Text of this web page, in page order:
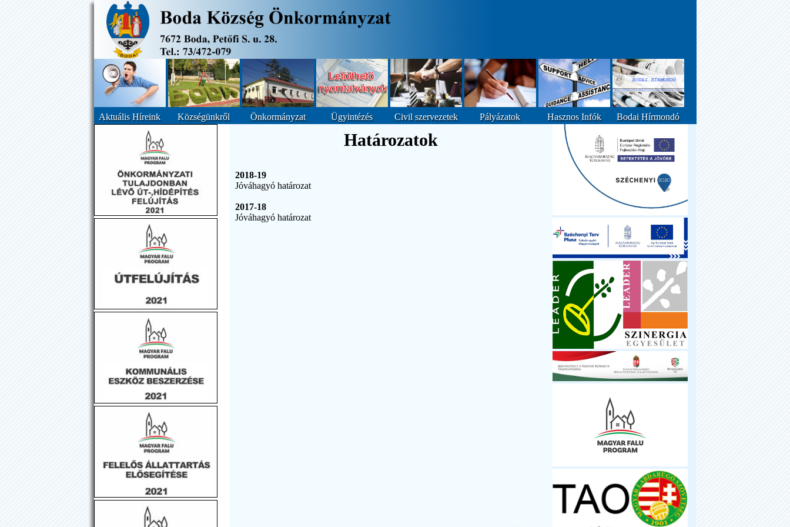
Aktuális Híreink Községünkről Önkormányzat Ügyintézés Civil szervezetek Pályázatok Hasznos Infók Bodai Hírmondó
Határozatok
2018-19
Jóváhagyó határozat
2017-18
Jóváhagyó határozat